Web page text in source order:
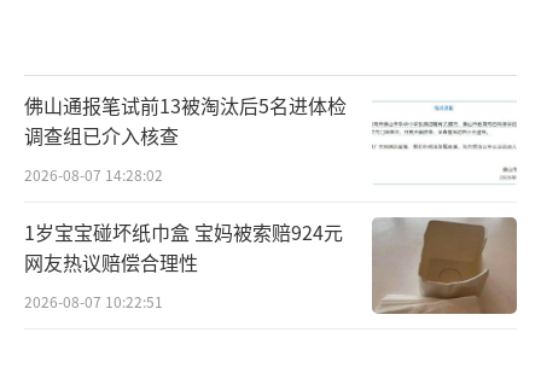
佛山通报笔试前13被淘汰后5名进体检
调查组已介入核查
2026-08-07 14:28:02
1岁宝宝碰坏纸巾盒 宝妈被索赔924元
网友热议赔偿合理性
2026-08-07 10:22:51